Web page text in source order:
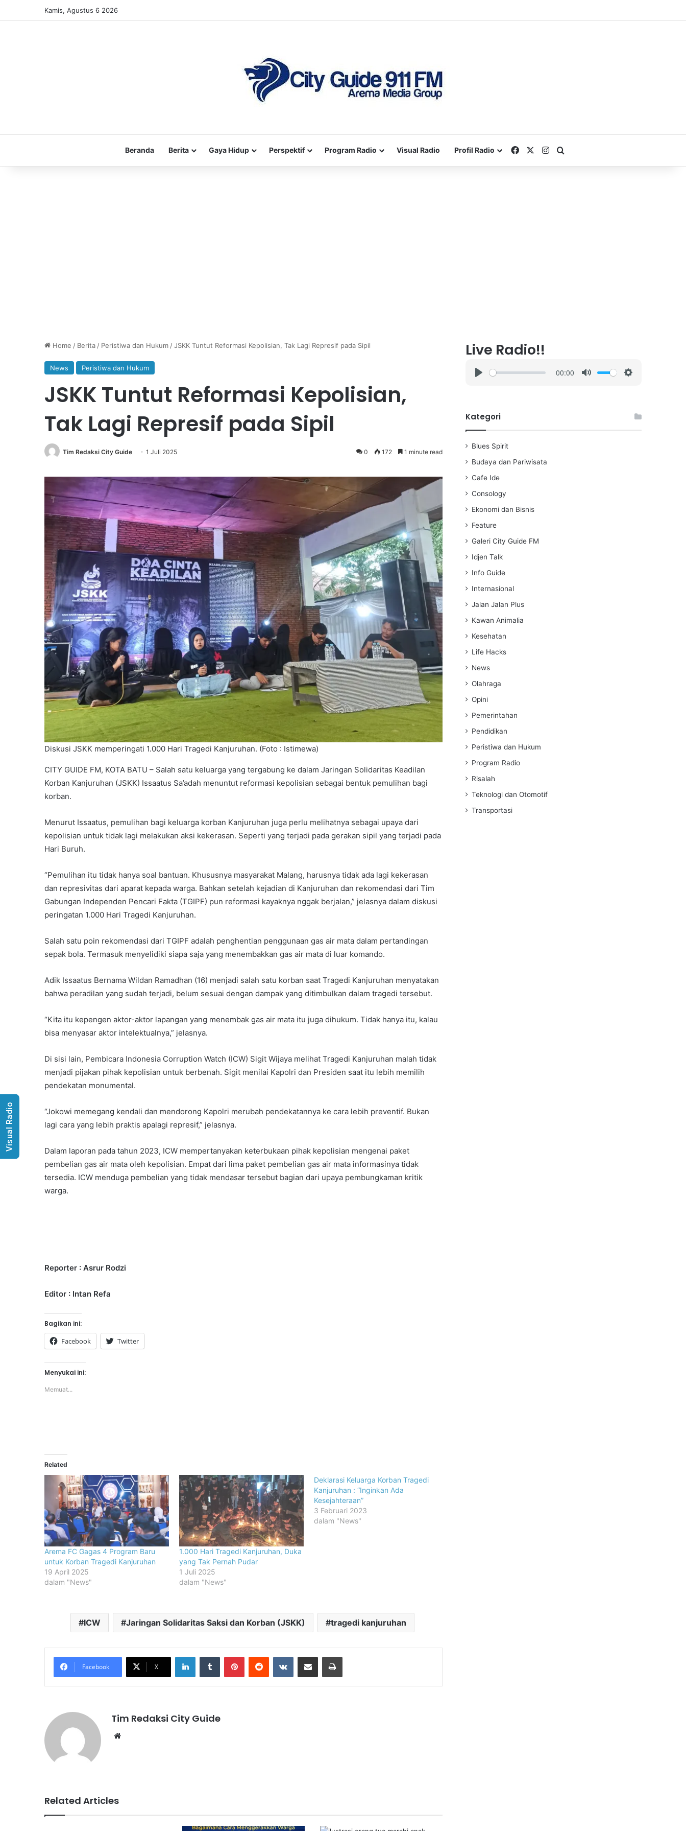
Kamis, Agustus 6 2026
Beranda Berita Gaya Hidup Perspektif Program Radio Visual Radio Profil Radio FacebookInstagram
Home / Berita / Peristiwa dan Hukum /JSKK Tuntut Reformasi Kepolisian, Tak Lagi Represif pada Sipil
News Peristiwa dan Hukum
JSKK Tuntut Reformasi Kepolisian,
Tak Lagi Represif pada Sipil
Tim Redaksi City Guide 1 Juli 2025 0 172 1 minute read
Diskusi JSKK memperingati 1.000 Hari Tragedi Kanjuruhan. (Foto : Istimewa)
CITY GUIDE FM, KOTA BATU – Salah satu keluarga yang tergabung ke dalam Jaringan Solidaritas Keadilan
Korban Kanjuruhan (JSKK) Issaatus Sa’adah menuntut reformasi kepolisian sebagai bentuk pemulihan bagi
korban.
Menurut Issaatus, pemulihan bagi keluarga korban Kanjuruhan juga perlu melihatnya sebagai upaya dari
kepolisian untuk tidak lagi melakukan aksi kekerasan. Seperti yang terjadi pada gerakan sipil yang terjadi pada
Hari Buruh.
“Pemulihan itu tidak hanya soal bantuan. Khususnya masyarakat Malang, harusnya tidak ada lagi kekerasan
dan represivitas dari aparat kepada warga. Bahkan setelah kejadian di Kanjuruhan dan rekomendasi dari Tim
Gabungan Independen Pencari Fakta (TGIPF) pun reformasi kayaknya nggak berjalan,” jelasnya dalam diskusi
peringatan 1.000 Hari Tragedi Kanjuruhan.
Salah satu poin rekomendasi dari TGIPF adalah penghentian penggunaan gas air mata dalam pertandingan
sepak bola. Termasuk menyelidiki siapa saja yang menembakkan gas air mata di luar komando.
Adik Issaatus Bernama Wildan Ramadhan (16) menjadi salah satu korban saat Tragedi Kanjuruhan menyatakan
bahwa peradilan yang sudah terjadi, belum sesuai dengan dampak yang ditimbulkan dalam tragedi tersebut.
“Kita itu kepengen aktor-aktor lapangan yang menembak gas air mata itu juga dihukum. Tidak hanya itu, kalau
bisa menyasar aktor intelektualnya,” jelasnya.
Di sisi lain, Pembicara Indonesia Corruption Watch (ICW) Sigit Wijaya melihat Tragedi Kanjuruhan malah tidak
menjadi pijakan pihak kepolisian untuk berbenah. Sigit menilai Kapolri dan Presiden saat itu lebih memilih
pendekatan monumental.
“Jokowi memegang kendali dan mendorong Kapolri merubah pendekatannya ke cara lebih preventif. Bukan
lagi cara yang lebih praktis apalagi represif,” jelasnya.
Dalam laporan pada tahun 2023, ICW mempertanyakan keterbukaan pihak kepolisian mengenai paket
pembelian gas air mata oleh kepolisian. Empat dari lima paket pembelian gas air mata informasinya tidak
tersedia. ICW menduga pembelian yang tidak mendasar tersebut bagian dari upaya pembungkaman kritik
warga.
Reporter : Asrur Rodzi
Editor : Intan Refa
Bagikan ini:
Facebook Twitter
Menyukai ini:
Memuat...
Related
Arema FC Gagas 4 Program Baru
untuk Korban Tragedi Kanjuruhan
19 April 2025
dalam "News"
1.000 Hari Tragedi Kanjuruhan, Duka
yang Tak Pernah Pudar
1 Juli 2025
dalam "News"
Deklarasi Keluarga Korban Tragedi
Kanjuruhan : “Inginkan Ada
Kesejahteraan”
3 Februari 2023
dalam "News"
ICW Jaringan Solidaritas Saksi dan Korban (JSKK) tragedi kanjuruhan
Facebook X
LinkedInTumblr PinterestReddit VKontakteShare via Email Print
Tim Redaksi City Guide
Related Articles
Live Radio!!
y
00:00
i
Kategori
Blues Spirit
Budaya dan Pariwisata
Cafe Ide
Consology
Ekonomi dan Bisnis
Feature
Galeri City Guide FM
Idjen Talk
Info Guide
Internasional
Jalan Jalan Plus
Kawan Animalia
Kesehatan
Life Hacks
News
Olahraga
Opini
Pemerintahan
Pendidikan
Peristiwa dan Hukum
Program Radio
Risalah
Teknologi dan Otomotif
Transportasi
Visual Radio